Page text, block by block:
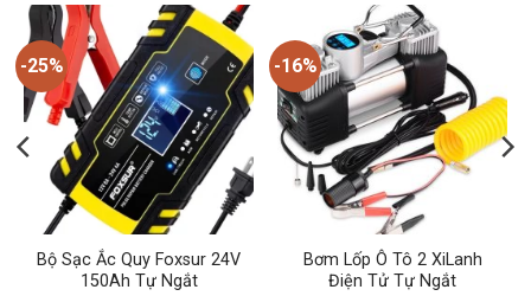
-25%
Bộ Sạc Ắc Quy Foxsur 24V
150Ah Tự Ngắt
-16%
Bơm Lốp Ô Tô 2 XiLanh
Điện Tử Tự Ngắt